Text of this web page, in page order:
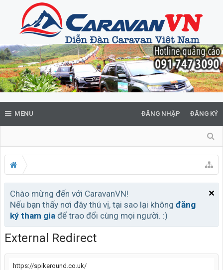
MENU ĐĂNG NHẬP ĐĂNG KÝ
Chào mừng đến với CaravanVN!
Nếu bạn thấy nơi đây thú vị, tại sao lại không đăng
ký tham gia để trao đổi cùng mọi người. :)
External Redirect
https://spikeround.co.uk/